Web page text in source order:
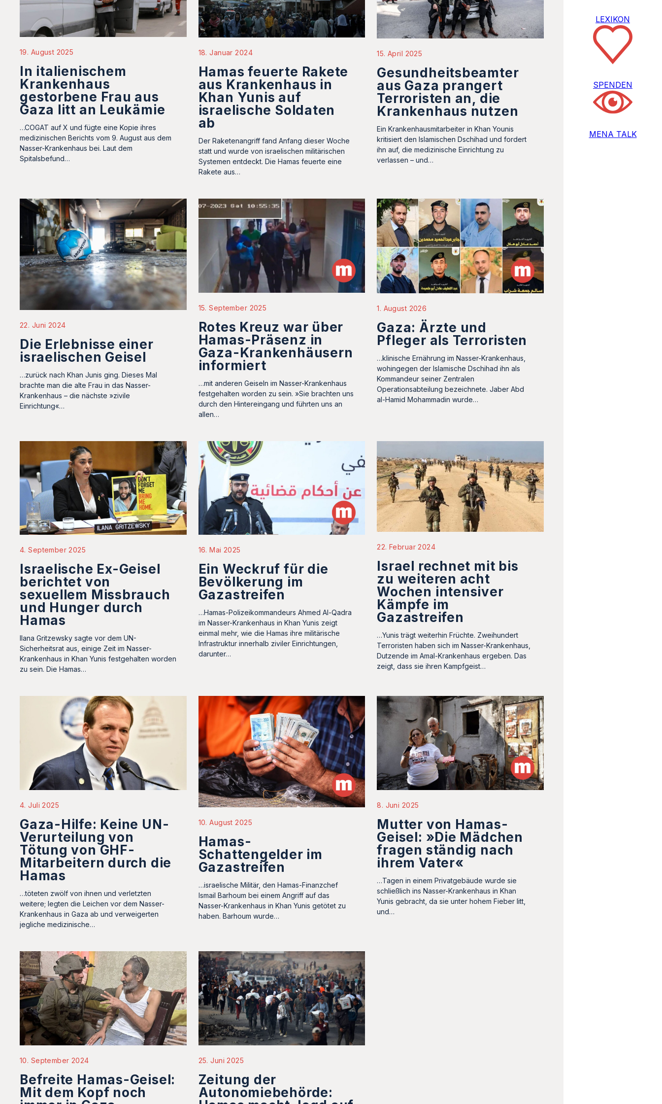
19. August 2025
In italienischem
Krankenhaus
gestorbene Frau aus
Gaza litt an Leukämie
…COGAT auf X und fügte eine Kopie ihres
medizinischen Berichts vom 9. August aus dem
Nasser-Krankenhaus bei. Laut dem
Spitalsbefund…
18. Januar 2024
Hamas feuerte Rakete
aus Krankenhaus in
Khan Yunis auf
israelische Soldaten
ab
Der Raketenangriff fand Anfang dieser Woche
statt und wurde von israelischen militärischen
Systemen entdeckt. Die Hamas feuerte eine
Rakete aus…
15. April 2025
Gesundheitsbeamter
aus Gaza prangert
Terroristen an, die
Krankenhaus nutzen
Ein Krankenhausmitarbeiter in Khan Younis
kritisiert den Islamischen Dschihad und fordert
ihn auf, die medizinische Einrichtung zu
verlassen – und…
22. Juni 2024
Die Erlebnisse einer
israelischen Geisel
…zurück nach Khan Junis ging. Dieses Mal
brachte man die alte Frau in das Nasser-
Krankenhaus – die nächste »zivile
Einrichtung«…
15. September 2025
Rotes Kreuz war über
Hamas-Präsenz in
Gaza-Krankenhäusern
informiert
…mit anderen Geiseln im Nasser-Krankenhaus
festgehalten worden zu sein. »Sie brachten uns
durch den Hintereingang und führten uns an
allen…
1. August 2026
Gaza: Ärzte und
Pfleger als Terroristen
…klinische Ernährung im Nasser-Krankenhaus,
wohingegen der Islamische Dschihad ihn als
Kommandeur seiner Zentralen
Operationsabteilung bezeichnete. Jaber Abd
al-Hamid Mohammadin wurde…
4. September 2025
Israelische Ex-Geisel
berichtet von
sexuellem Missbrauch
und Hunger durch
Hamas
Ilana Gritzewsky sagte vor dem UN-
Sicherheitsrat aus, einige Zeit im Nasser-
Krankenhaus in Khan Yunis festgehalten worden
zu sein. Die Hamas…
16. Mai 2025
Ein Weckruf für die
Bevölkerung im
Gazastreifen
…Hamas-Polizeikommandeurs Ahmed Al-Qadra
im Nasser-Krankenhaus in Khan Yunis zeigt
einmal mehr, wie die Hamas ihre militärische
Infrastruktur innerhalb ziviler Einrichtungen,
darunter…
22. Februar 2024
Israel rechnet mit bis
zu weiteren acht
Wochen intensiver
Kämpfe im
Gazastreifen
…Yunis trägt weiterhin Früchte. Zweihundert
Terroristen haben sich im Nasser-Krankenhaus,
Dutzende im Amal-Krankenhaus ergeben. Das
zeigt, dass sie ihren Kampfgeist…
4. Juli 2025
Gaza-Hilfe: Keine UN-
Verurteilung von
Tötung von GHF-
Mitarbeitern durch die
Hamas
…töteten zwölf von ihnen und verletzten
weitere; legten die Leichen vor dem Nasser-
Krankenhaus in Gaza ab und verweigerten
jegliche medizinische…
10. August 2025
Hamas-
Schattengelder im
Gazastreifen
…israelische Militär, den Hamas-Finanzchef
Ismail Barhoum bei einem Angriff auf das
Nasser-Krankenhaus in Khan Yunis getötet zu
haben. Barhoum wurde…
8. Juni 2025
Mutter von Hamas-
Geisel: »Die Mädchen
fragen ständig nach
ihrem Vater«
…Tagen in einem Privatgebäude wurde sie
schließlich ins Nasser-Krankenhaus in Khan
Yunis gebracht, da sie unter hohem Fieber litt,
und…
10. September 2024
Befreite Hamas-Geisel:
Mit dem Kopf noch
25. Juni 2025
Zeitung der
Autonomiebehörde:
LEXIKON
SPENDEN
MENA TALK